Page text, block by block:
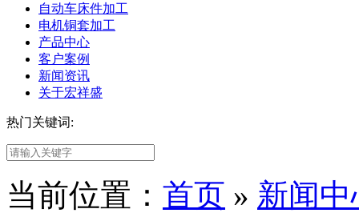
自动车床件加工
电机铜套加工
产品中心
客户案例
新闻资讯
关于宏祥盛
热门关键词:
当前位置： 首页 » 新闻中